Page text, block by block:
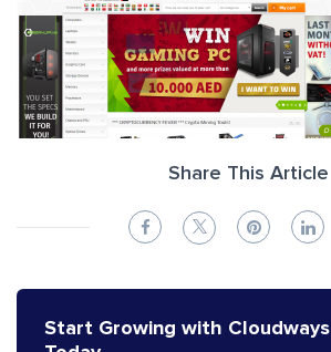
Share This Article
Start Growing with Cloudways